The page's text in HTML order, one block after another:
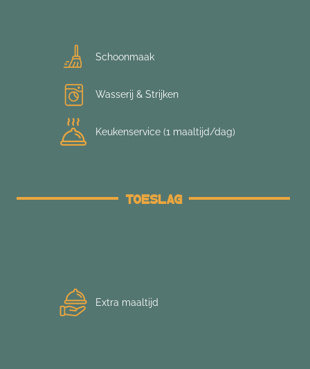
Toeslag
Schoonmaak
Wasserij & Strijken
Keukenservice (1 maaltijd/dag)
Extra maaltijd